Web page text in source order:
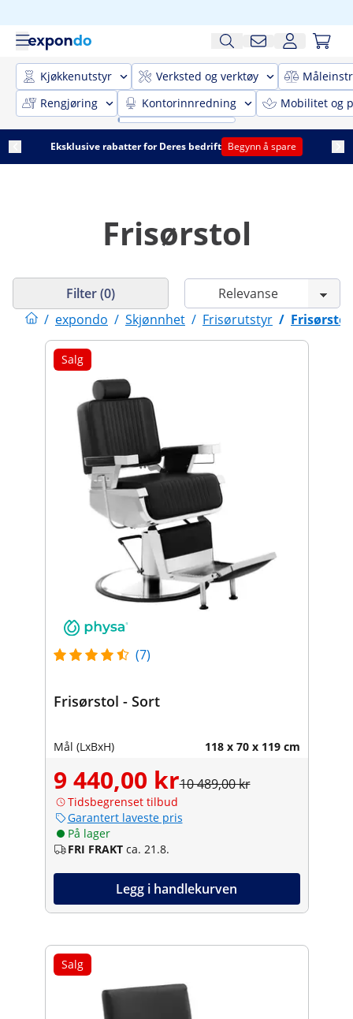
Kjøkkenutstyr Verksted og verktøy
Rengjøring
Kontorinnredning Mobilitet og
Eksklusive rabatter for Deres bedrift Begynn å spare
Frisørstol
/ expondo / Skjønnhet / Frisørutstyr / Frisørstol
Filter (0)
Salg
(7)
Frisørstol - Sort
Mål (LxBxH) 118 x 70 x 119 cm
9 440,00 kr10 489,00 kr
Tidsbegrenset tilbud
Garantert laveste pris
På lager
FRI FRAKT ca. 21.8.
Legg i handlekurven
Salg